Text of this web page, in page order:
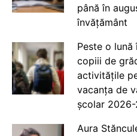
până în
învățământ
Peste o lună
copiii de
activitățile
vacanța de
școlar
Aura